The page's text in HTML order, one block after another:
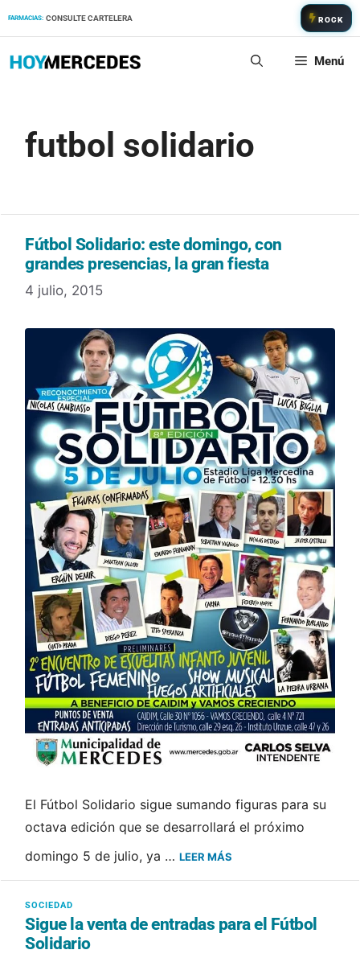
FARMACIAS: CONSULTE CARTELERA ROCK
Menú
futbol solidario
Fútbol Solidario: este domingo, con
grandes presencias, la gran fiesta
4 julio, 2015
El Fútbol Solidario sigue sumando figuras para su
octava edición que se desarrollará el próximo
domingo 5 de julio, ya … LEER MÁS
Sigue la venta de entradas para el Fútbol
Solidario